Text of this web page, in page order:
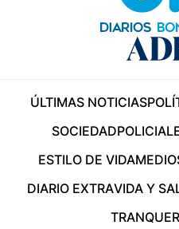
ÚLTIMAS NOTICIAS
SOCIEDAD
ESTILO DE VIDA
DIARIO EXTRAVIDA Y